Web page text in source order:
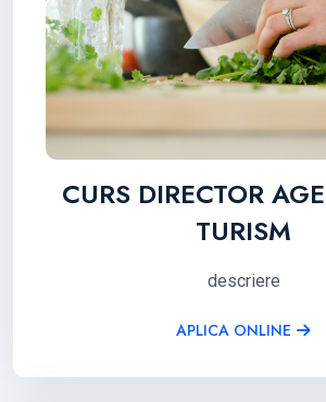
CURS DIRECTOR
TURISM
descriere
APLICA ONLINE